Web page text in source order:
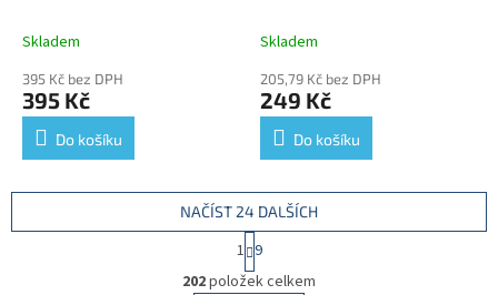
model
Skladem
395 Kč bez DPH
395 Kč
Do košíku
Skladem
205,79 Kč bez DPH
249 Kč
Do košíku
O
NAČÍST 24 DALŠÍCH
S
t
r
1 9
202položek celkem